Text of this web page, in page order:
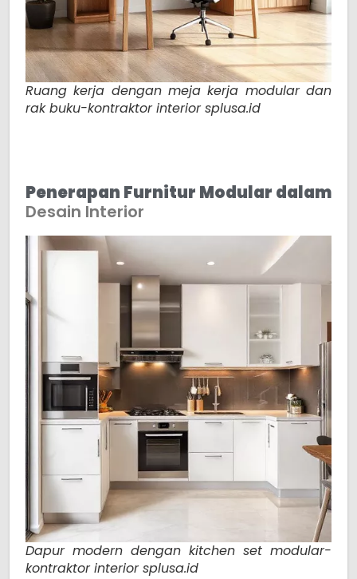
Ruang kerja dengan meja kerja modular dan
rak buku-kontraktor interior splusa.id
Penerapan Furnitur Modular dalam
Desain Interior
Dapur modern dengan kitchen set modular-
kontraktor interior splusa.id